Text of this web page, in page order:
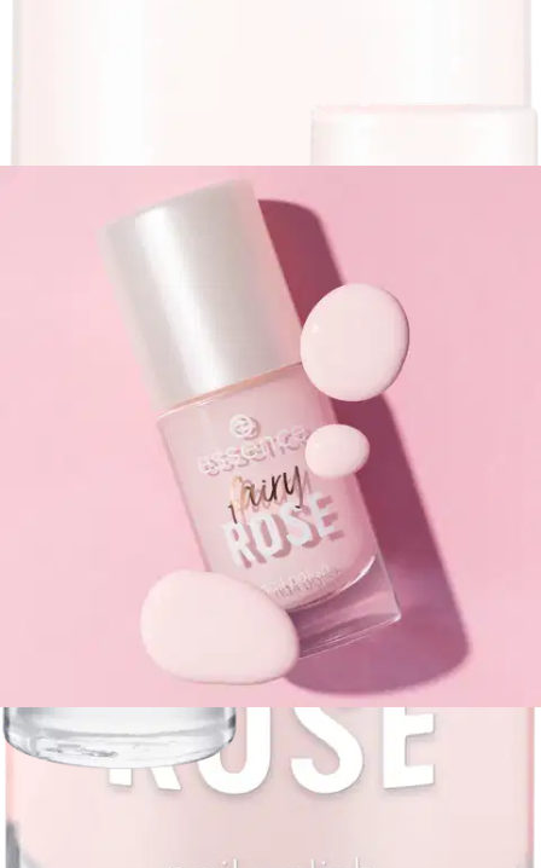
essence fairy SHIMMER nail
polish 05 8 ml
2,12 €
Hinta ja saatavuus voivat vaihdella myymälöittäin
03 Loppu varastosta